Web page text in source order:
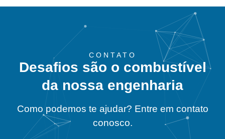
CONTATO
Desafios são o combustível
da nossa engenharia
Como podemos te ajudar? Entre em contato
conosco.